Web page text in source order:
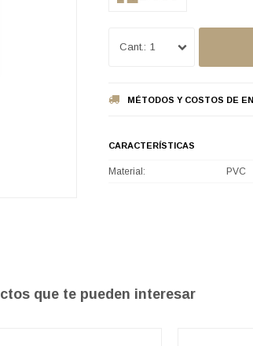
1
MÉTODOS Y COSTOS DE
CARACTERÍSTICAS
Material PVC
que te pueden interesar